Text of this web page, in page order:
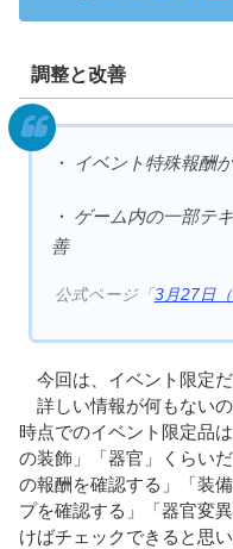
調整と改善
・ イベント特殊報酬
・ ゲーム内の一部テ
善
公式ページ「 3月27日
今回は、イベント限定だ
詳しい情報が何もない
時点でのイベント限定品
の装飾」「器官」くらい
の報酬を確認する」「装
プを確認する」「器官変
けばチェックできると思い